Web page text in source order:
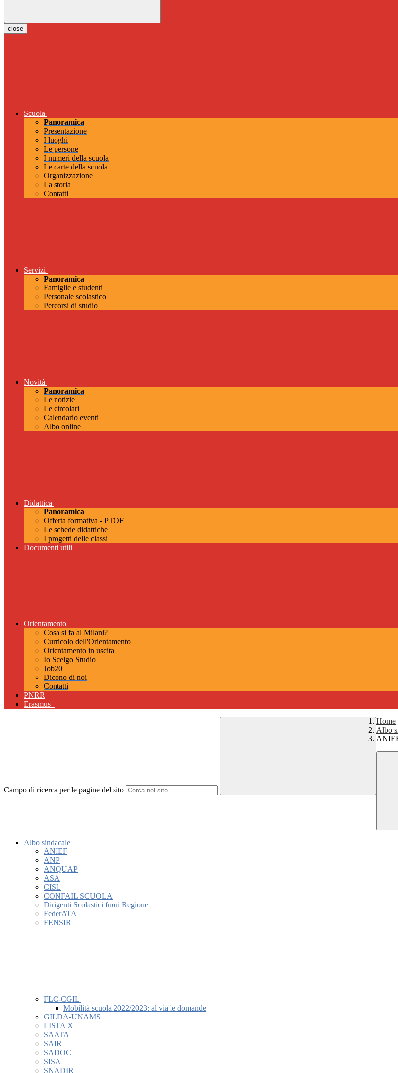
close
Scuola
Panoramica
Presentazione
I luoghi
Le persone
I numeri della scuola
Le carte della scuola
Organizzazione
La storia
Contatti
Servizi
Panoramica
Famiglie e studenti
Personale scolastico
Percorsi di studio
Novità
Panoramica
Le notizie
Le circolari
Calendario eventi
Albo online
Didattica
Panoramica
Offerta formativa - PTOF
Le schede didattiche
I progetti delle classi
Documenti utili
Orientamento
Cosa si fa al Milani?
Curricolo dell'Orientamento
Orientamento in uscita
Io Scelgo Studio
Job20
Dicono di noi
Contatti
PNRR
Erasmus+
Campo di ricerca per le pagine del sito
Home
Albo
Albo sindacale
ANIEF
ANP
ANQUAP
ASA
CISL
CONFAIL SCUOLA
Dirigenti Scolastici fuori Regione
FederATA
FENSIR
FLC-CGIL
Mobilità scuola 2022/2023: al via le domande
GILDA-UNAMS
LISTA X
SAATA
SAIR
SADOC
SISA
SNADIR